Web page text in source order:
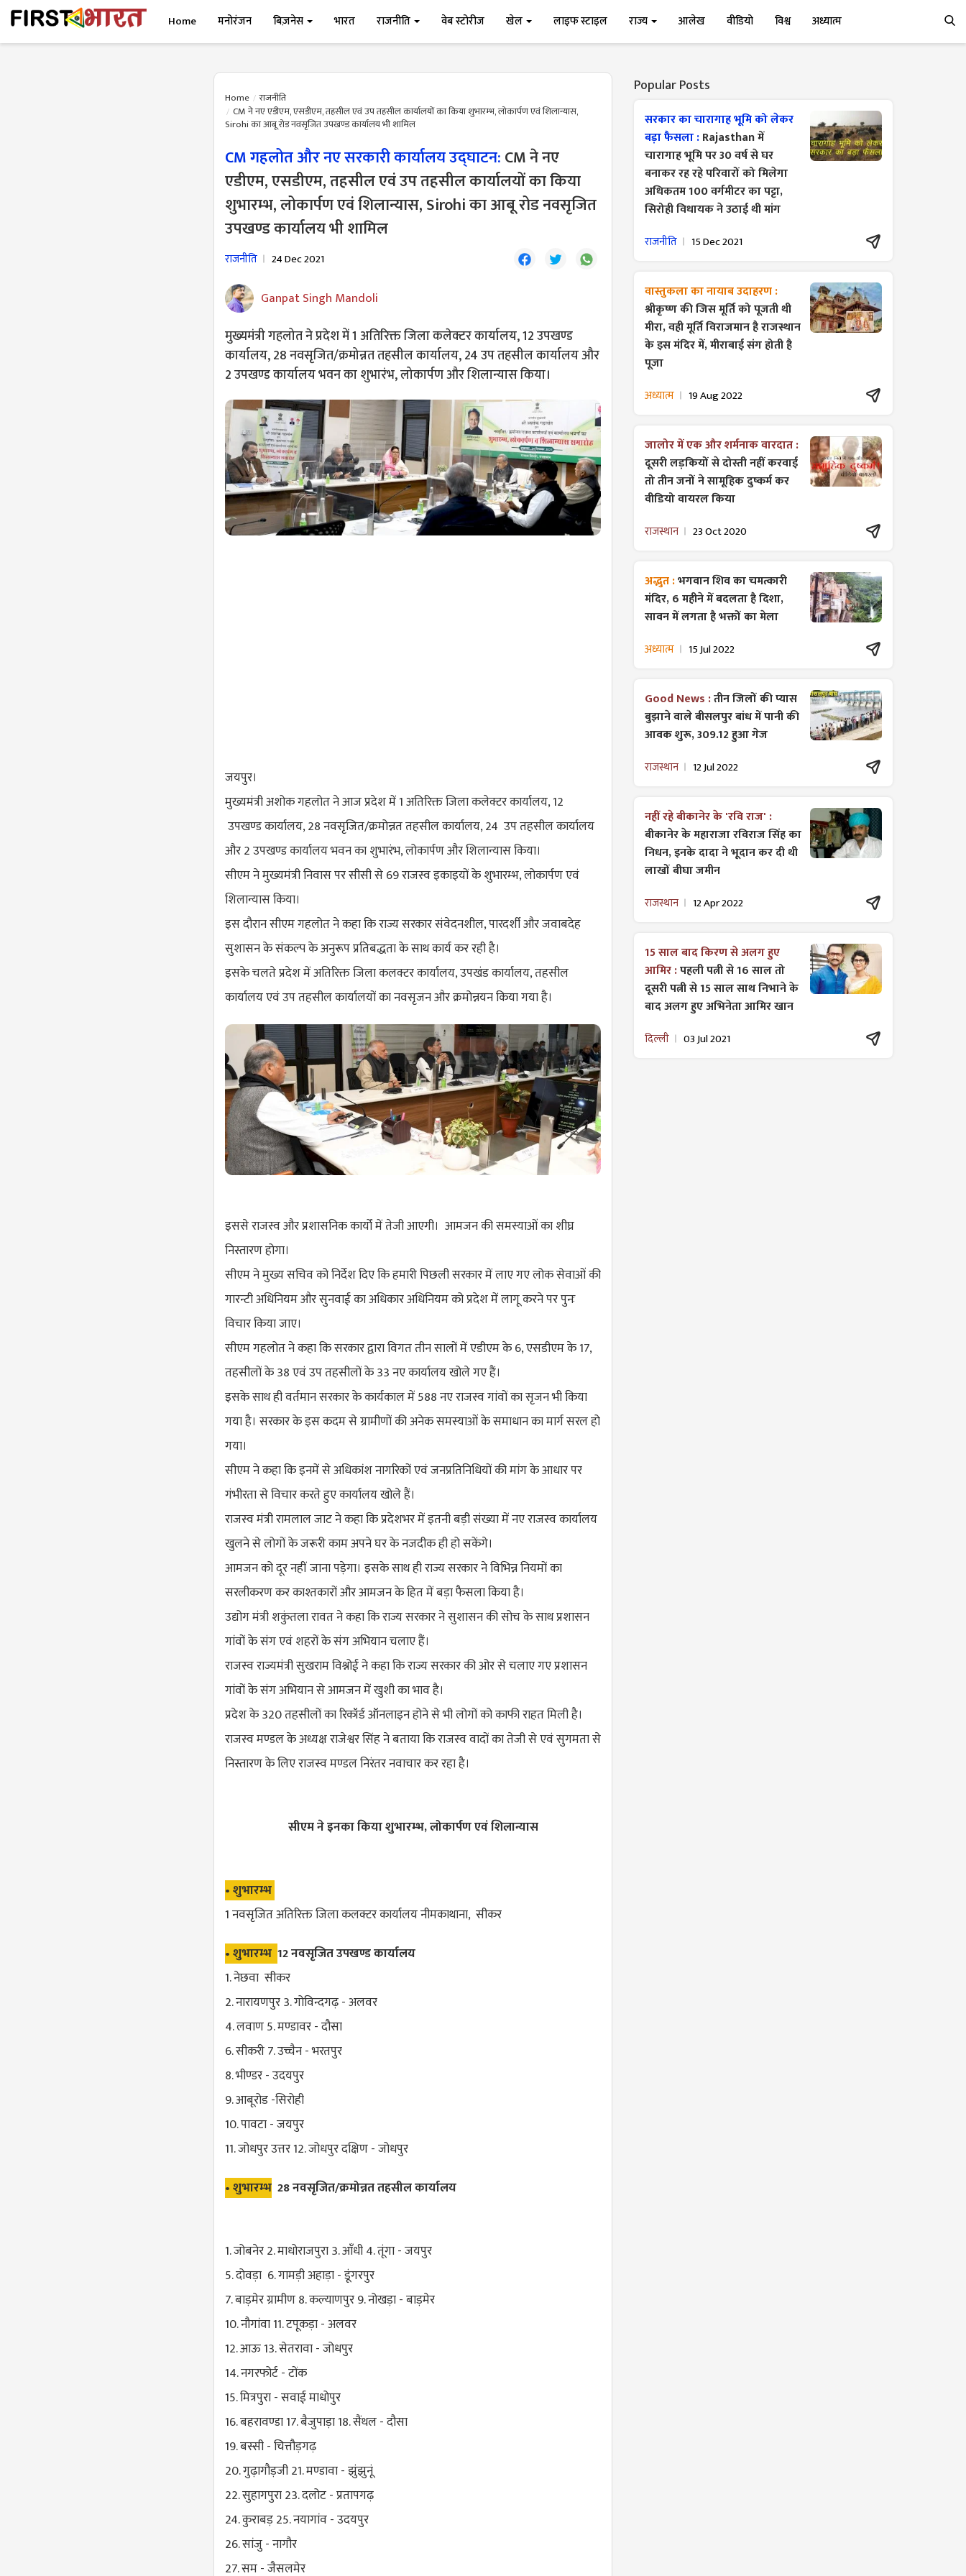
Home मनोरंजन बिज़नेस भारत राजनीति वेब स्टोरीज खेल लाइफ स्टाइल राज्य आलेख वीडियो विश्व अध्यात्म
Home
राजनीति
CM ने नए एडीएम, एसडीएम, तहसील एवं उप तहसील कार्यालयों का किया शुभारम्भ, लोकार्पण एवं शिलान्यास,
Sirohi का आबू रोड नवसृजित उपखण्ड कार्यालय भी शामिल
CM गहलोत और नए सरकारी कार्यालय उद्घाटन:CM ने नए
एडीएम, एसडीएम, तहसील एवं उप तहसील कार्यालयों का किया
शुभारम्भ, लोकार्पण एवं शिलान्यास, Sirohi का आबू रोड नवसृजित
उपखण्ड कार्यालय भी शामिल
राजनीति 24 Dec 2021
Ganpat Singh Mandoli
मुख्यमंत्री गहलोत ने प्रदेश में 1 अतिरिक्त जिला कलेक्टर कार्यालय, 12 उपखण्ड
कार्यालय, 28 नवसृजित/क्रमोन्नत तहसील कार्यालय, 24 उप तहसील कार्यालय और
2 उपखण्ड कार्यालय भवन का शुभारंभ, लोकार्पण और शिलान्यास किया।
जयपुर।
मुख्यमंत्री अशोक गहलोत ने आज प्रदेश में 1 अतिरिक्त जिला कलेक्टर कार्यालय, 12
उपखण्ड कार्यालय, 28 नवसृजित/क्रमोन्नत तहसील कार्यालय, 24 उप तहसील कार्यालय
और 2 उपखण्ड कार्यालय भवन का शुभारंभ, लोकार्पण और शिलान्यास किया।
सीएम ने मुख्यमंत्री निवास पर सीसी से 69 राजस्व इकाइयों के शुभारम्भ, लोकार्पण एवं
शिलान्यास किया।
इस दौरान सीएम गहलोत ने कहा कि राज्य सरकार संवेदनशील, पारदर्शी और जवाबदेह
सुशासन के संकल्प के अनुरूप प्रतिबद्धता के साथ कार्य कर रही है।
इसके चलते प्रदेश में अतिरिक्त जिला कलक्टर कार्यालय, उपखंड कार्यालय, तहसील
कार्यालय एवं उप तहसील कार्यालयों का नवसृजन और क्रमोन्नयन किया गया है।
इससे राजस्व और प्रशासनिक कार्याें में तेजी आएगी। आमजन की समस्याओं का शीघ्र
निस्तारण होगा।
सीएम ने मुख्य सचिव को निर्देश दिए कि हमारी पिछली सरकार में लाए गए लोक सेवाओं की
गारन्टी अधिनियम और सुनवाई का अधिकार अधिनियम को प्रदेश में लागू करने पर पुनः
विचार किया जाए।
सीएम गहलोत ने कहा कि सरकार द्वारा विगत तीन सालों में एडीएम के 6, एसडीएम के 17,
तहसीलों के 38 एवं उप तहसीलों के 33 नए कार्यालय खोले गए हैं।
इसके साथ ही वर्तमान सरकार के कार्यकाल में 588 नए राजस्व गांवों का सृजन भी किया
गया है। सरकार के इस कदम से ग्रामीणों की अनेक समस्याओं के समाधान का मार्ग सरल हो
गया।
सीएम ने कहा कि इनमें से अधिकांश नागरिकों एवं जनप्रतिनिधियों की मांग के आधार पर
गंभीरता से विचार करते हुए कार्यालय खोले हैं।
राजस्व मंत्री रामलाल जाट ने कहा कि प्रदेशभर में इतनी बड़ी संख्या में नए राजस्व कार्यालय
खुलने से लोगों के जरूरी काम अपने घर के नजदीक ही हो सकेंगे।
आमजन को दूर नहीं जाना पड़ेगा। इसके साथ ही राज्य सरकार ने विभिन्न नियमों का
सरलीकरण कर काश्तकारों और आमजन के हित में बड़ा फैसला किया है।
उद्योग मंत्री शकुंतला रावत ने कहा कि राज्य सरकार ने सुशासन की सोच के साथ प्रशासन
गांवों के संग एवं शहरों के संग अभियान चलाए हैं।
राजस्व राज्यमंत्री सुखराम विश्नोई ने कहा कि राज्य सरकार की ओर से चलाए गए प्रशासन
गांवों के संग अभियान से आमजन में खुशी का भाव है।
प्रदेश के 320 तहसीलों का रिकॉर्ड ऑनलाइन होने से भी लोगों को काफी राहत मिली है।
राजस्व मण्डल के अध्यक्ष राजेश्वर सिंह ने बताया कि राजस्व वादों का तेजी से एवं सुगमता से
निस्तारण के लिए राजस्व मण्डल निरंतर नवाचार कर रहा है।
सीएम ने इनका किया शुभारम्भ, लोकार्पण एवं शिलान्यास
• शुभारम्भ
1 नवसृजित अतिरिक्त जिला कलक्टर कार्यालय नीमकाथाना, सीकर
• शुभारम्भ 12 नवसृजित उपखण्ड कार्यालय
1. नेछवा सीकर
2. नारायणपुर 3. गोविन्दगढ़ - अलवर
4. लवाण 5. मण्डावर - दौसा
6. सीकरी 7. उच्चैन - भरतपुर
8. भीण्डर - उदयपुर
9. आबूरोड -सिरोही
10. पावटा - जयपुर
11. जोधपुर उत्तर 12. जोधपुर दक्षिण - जोधपुर
• शुभारम्भ 28 नवसृजित/क्रमोन्नत तहसील कार्यालय
1. जोबनेर 2. माधोराजपुरा 3. आँधी 4. तूंगा - जयपुर
5. दोवड़ा 6. गामड़ी अहाड़ा - डूंगरपुर
7. बाड़मेर ग्रामीण 8. कल्याणपुर 9. नोखड़ा - बाड़मेर
10. नौगांवा 11. टपूकड़ा - अलवर
12. आऊ 13. सेतरावा - जोधपुर
14. नगरफोर्ट - टोंक
15. मित्रपुरा - सवाई माधोपुर
16. बहरावण्डा 17. बैजुपाड़ा 18. सैंथल - दौसा
19. बस्सी - चित्तौड़गढ़
20. गुढ़ागौड़जी 21. मण्डावा - झुंझुनूं
22. सुहागपुरा 23. दलोट - प्रतापगढ़
24. कुराबड़ 25. नयागांव - उदयपुर
26. सांजु - नागौर
27. सम - जैसलमेर
Popular Posts
सरकार का चारागाह भूमि को लेकर
बड़ा फैसला :Rajasthan में
चारागाह भूमि पर 30 वर्ष से घर
बनाकर रह रहे परिवारों को मिलेगा
अधिकतम 100 वर्गमीटर का पट्टा,
सिरोही विधायक ने उठाई थी मांग
राजनीति 15 Dec 2021
वास्तुकला का नायाब उदाहरण :
श्रीकृष्ण की जिस मूर्ति को पूजती थी
मीरा, वही मूर्ति विराजमान है राजस्थान
के इस मंदिर में, मीराबाई संग होती है
पूजा
अध्यात्म 19 Aug 2022
जालोर में एक और शर्मनाक वारदात :
दूसरी लड़कियों से दोस्ती नहीं करवाई
तो तीन जनों ने सामूहिक दुष्कर्म कर
वीडियो वायरल किया
राजस्थान 23 Oct 2020
अद्भुत :भगवान शिव का चमत्कारी
मंदिर, 6 महीने में बदलता है दिशा,
सावन में लगता है भक्तों का मेला
अध्यात्म 15 Jul 2022
Good News :तीन जिलों की प्यास
बुझाने वाले बीसलपुर बांध में पानी की
आवक शुरू, 309.12 हुआ गेज
राजस्थान 12 Jul 2022
नहीं रहे बीकानेर के 'रवि राज' :
बीकानेर के महाराजा रविराज सिंह का
निधन, इनके दादा ने भूदान कर दी थी
लाखों बीघा जमीन
राजस्थान 12 Apr 2022
15 साल बाद किरण से अलग हुए
आमिर :पहली पत्नी से 16 साल तो
दूसरी पत्नी से 15 साल साथ निभाने के
बाद अलग हुए अभिनेता आमिर खान
दिल्ली 03 Jul 2021